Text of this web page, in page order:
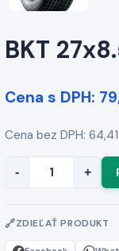
BKT
Cena s DPH:
Cena bez DPH:
- +
ZDIEĽAŤ PRODUKT